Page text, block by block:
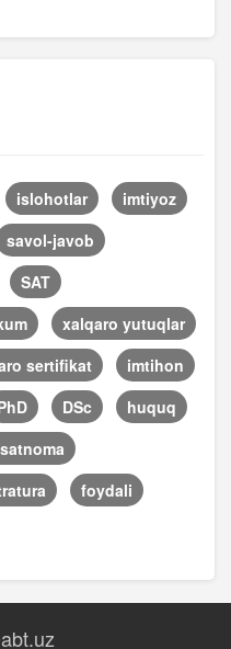
islohotlar
imtiyoz
savol-javob
SAT
xalqaro yutuqlar
sertifikat
imtihon
DSc
huquq
foydali